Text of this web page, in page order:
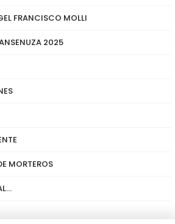
FRANCISCO MOLLI
2025
MORTEROS